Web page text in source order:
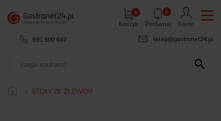
Koszyk
0 0
Porównaj
Konto
691 600 642
sklep@gastronet24.pl

STOŁY ZE ZLEWEM